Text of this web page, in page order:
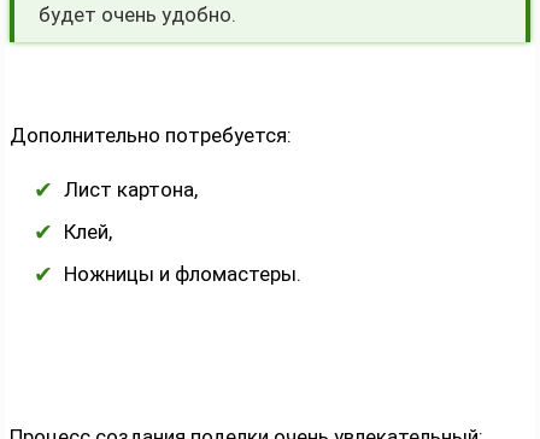
будет очень удобно.
Дополнительно потребуется:
Лист картона,
Клей,
Ножницы и фломастеры.